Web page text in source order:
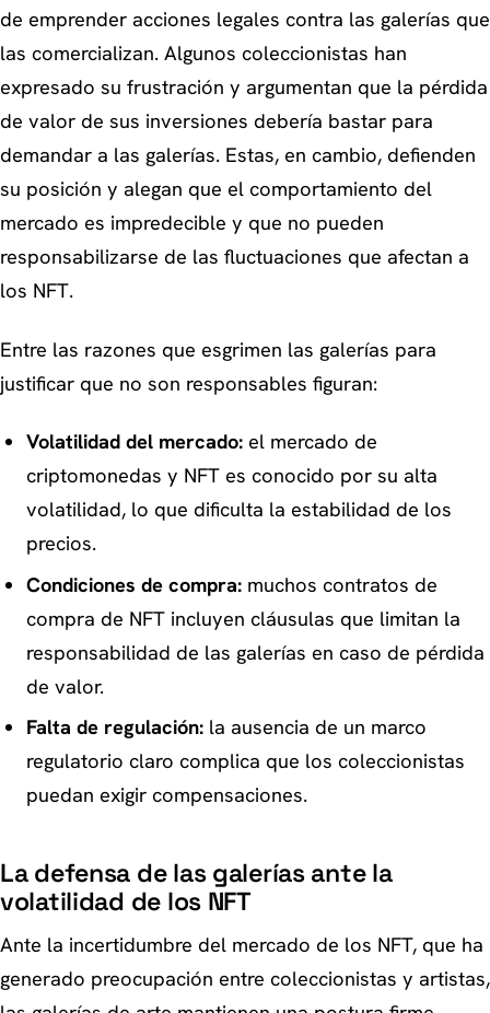
de emprender acciones legales contra las galerías que
las comercializan. Algunos coleccionistas han
expresado su frustración y argumentan que la pérdida
de valor de sus inversiones debería bastar para
demandar a las galerías. Estas, en cambio, defienden
su posición y alegan que el comportamiento del
mercado es impredecible y que no pueden
responsabilizarse de las fluctuaciones que afectan a
los NFT.
Entre las razones que esgrimen las galerías para
justificar que no son responsables figuran:
Volatilidad del mercado:el mercado de
criptomonedas y NFT es conocido por su alta
volatilidad, lo que dificulta la estabilidad de los
precios.
Condiciones de compra:muchos contratos de
compra de NFT incluyen cláusulas que limitan la
responsabilidad de las galerías en caso de pérdida
de valor.
Falta de regulación:la ausencia de un marco
regulatorio claro complica que los coleccionistas
puedan exigir compensaciones.
La defensa de las galerías ante la
volatilidad de los NFT
Ante la incertidumbre del mercado de los NFT, que ha
generado preocupación entre coleccionistas y artistas,